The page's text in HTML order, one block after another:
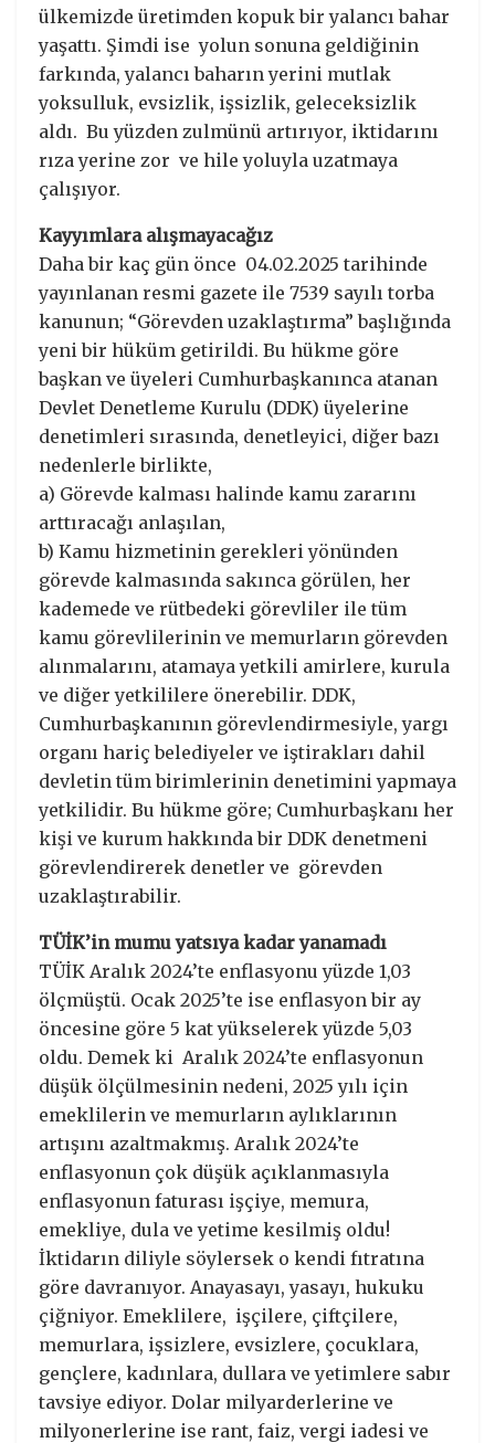
ülkemizde üretimden kopuk bir yalancı bahar
yaşattı. Şimdi ise yolun sonuna geldiğinin
farkında, yalancı baharın yerini mutlak
yoksulluk, evsizlik, işsizlik, geleceksizlik
aldı. Bu yüzden zulmünü artırıyor, iktidarını
rıza yerine zor ve hile yoluyla uzatmaya
çalışıyor.
Kayyımlara alışmayacağız
Daha bir kaç gün önce 04.02.2025 tarihinde
yayınlanan resmi gazete ile 7539 sayılı torba
kanunun; “Görevden uzaklaştırma” başlığında
yeni bir hüküm getirildi. Bu hükme göre
başkan ve üyeleri Cumhurbaşkanınca atanan
Devlet Denetleme Kurulu (DDK) üyelerine
denetimleri sırasında, denetleyici, diğer bazı
nedenlerle birlikte,
a) Görevde kalması halinde kamu zararını
arttıracağı anlaşılan,
b) Kamu hizmetinin gerekleri yönünden
görevde kalmasında sakınca görülen, her
kademede ve rütbedeki görevliler ile tüm
kamu görevlilerinin ve memurların görevden
alınmalarını, atamaya yetkili amirlere, kurula
ve diğer yetkililere önerebilir. DDK,
Cumhurbaşkanının görevlendirmesiyle, yargı
organı hariç belediyeler ve iştirakları dahil
devletin tüm birimlerinin denetimini yapmaya
yetkilidir. Bu hükme göre; Cumhurbaşkanı her
kişi ve kurum hakkında bir DDK denetmeni
görevlendirerek denetler ve görevden
uzaklaştırabilir.
TÜİK’in mumu yatsıya kadar yanamadı
TÜİK Aralık 2024’te enflasyonu yüzde 1,03
ölçmüştü. Ocak 2025’te ise enflasyon bir ay
öncesine göre 5 kat yükselerek yüzde 5,03
oldu. Demek ki Aralık 2024’te enflasyonun
düşük ölçülmesinin nedeni, 2025 yılı için
emeklilerin ve memurların aylıklarının
artışını azaltmakmış. Aralık 2024’te
enflasyonun çok düşük açıklanmasıyla
enflasyonun faturası işçiye, memura,
emekliye, dula ve yetime kesilmiş oldu!
İktidarın diliyle söylersek o kendi fıtratına
göre davranıyor. Anayasayı, yasayı, hukuku
çiğniyor. Emeklilere, işçilere, çiftçilere,
memurlara, işsizlere, evsizlere, çocuklara,
gençlere, kadınlara, dullara ve yetimlere sabır
tavsiye ediyor. Dolar milyarderlerine ve
milyonerlerine ise rant, faiz, vergi iadesi ve